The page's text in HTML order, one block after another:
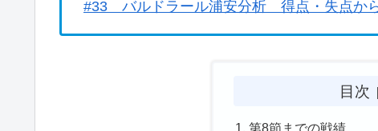
#33 バルドラール浦安分析 得点・失点か
目次
第8節までの戦績